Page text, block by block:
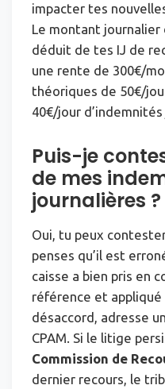
impacter tes
Le montant journalier
déduit de tes IJ de
une rente de 300€/
théoriques de 50€/
40€/jour
Puis-je
de mes
journalières ?
Oui, tu peux
penses qu’il est
caisse a bien pris en
référence et appliqué
désaccord, adresse
CPAM. Si le litige
Commission de
dernier recours, le